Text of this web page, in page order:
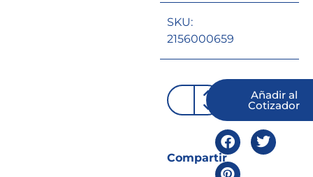
SKU:
2156000659
Añadir al
Cotizador
Compartir